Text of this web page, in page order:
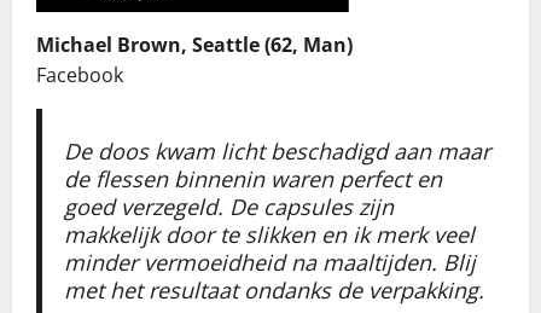
Michael Brown, Seattle (62, Man)
Facebook
De doos kwam licht beschadigd aan maar
de flessen binnenin waren perfect en
goed verzegeld. De capsules zijn
makkelijk door te slikken en ik merk veel
minder vermoeidheid na maaltijden. Blij
met het resultaat ondanks de verpakking.